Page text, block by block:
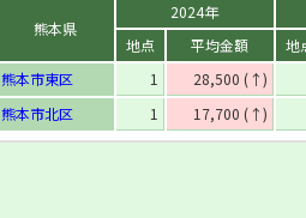
熊本県
2024年
地点
平均金額
地
熊本市東区
1
28,500 (↑)
熊本市北区
1 17,700 (↑)